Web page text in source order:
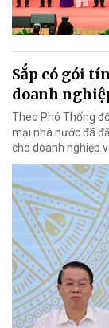
Sắp có gói
doanh
Theo Phó Thống
mại nhà nước đã
cho doanh nghiệp